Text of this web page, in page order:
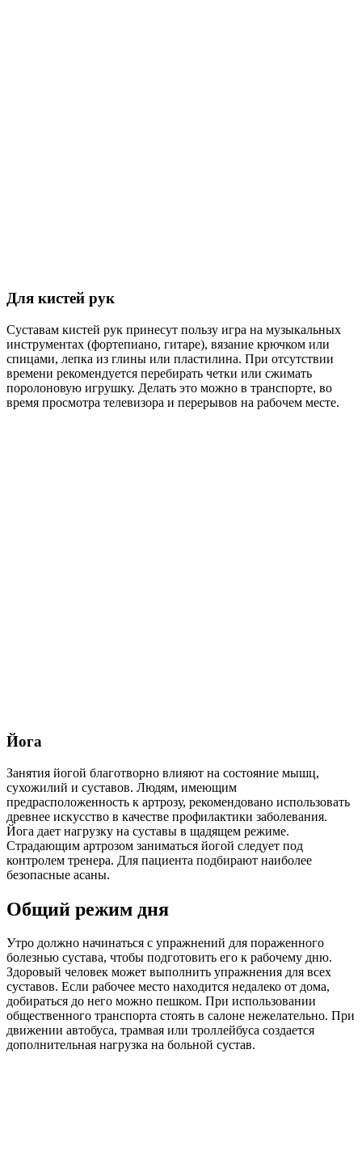
Для кистей рук
Суставам кистей рук принесут пользу игра на музыкальных
инструментах (фортепиано, гитаре), вязание крючком или
спицами, лепка из глины или пластилина. При отсутствии
времени рекомендуется перебирать четки или сжимать
поролоновую игрушку. Делать это можно в транспорте, во
время просмотра телевизора и перерывов на рабочем месте.
Йога
Занятия йогой благотворно влияют на состояние мышц,
сухожилий и суставов. Людям, имеющим
предрасположенность к артрозу, рекомендовано использовать
древнее искусство в качестве профилактики заболевания.
Йога дает нагрузку на суставы в щадящем режиме.
Страдающим артрозом заниматься йогой следует под
контролем тренера. Для пациента подбирают наиболее
безопасные асаны.
Общий режим дня
Утро должно начинаться с упражнений для пораженного
болезнью сустава, чтобы подготовить его к рабочему дню.
Здоровый человек может выполнить упражнения для всех
суставов. Если рабочее место находится недалеко от дома,
добираться до него можно пешком. При использовании
общественного транспорта стоять в салоне нежелательно. При
движении автобуса, трамвая или троллейбуса создается
дополнительная нагрузка на больной сустав.